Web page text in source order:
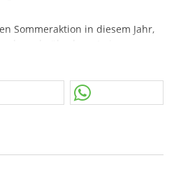
Sommeraktion in diesem Jahr,
ob es da überhaupt einen
wir haben nochmal für euch
nochmal auf und bieten aber
Artikeln – viel Spaß! Bitte